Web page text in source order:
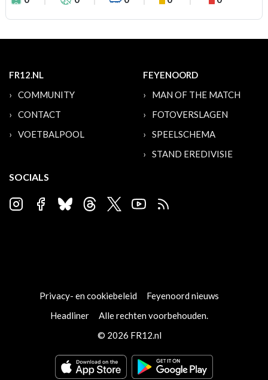
FR12.NL
COMMUNITY
CONTACT
VOETBALPOOL
FEYENOORD
MAN OF THE MATCH
FOTOVERSLAGEN
SPEELSCHEMA
STAND EREDIVISIE
SOCIALS
Privacy- en cookiebeleid
Feyenoord nieuws
Headliner
Alle rechten voorbehouden.
© 2026 FR12.nl